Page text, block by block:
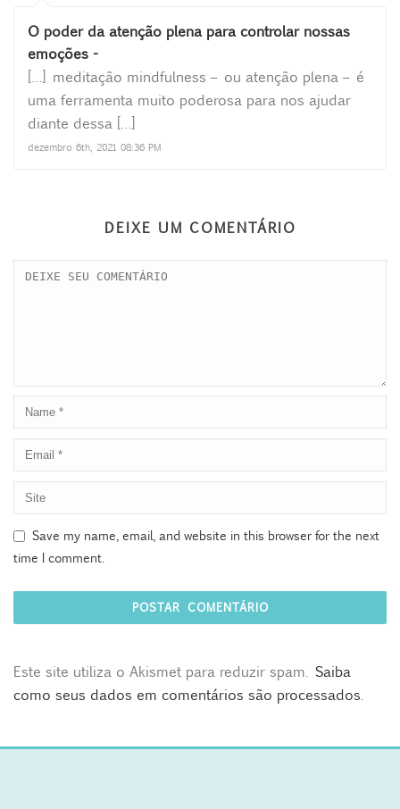
O poder da atenção plena para controlar nossas
emoções -
[…] meditação mindfulness – ou atenção plena – é
uma ferramenta muito poderosa para nos ajudar
diante dessa […]
dezembro 6th, 2021 08:36 PM
DEIXE UM COMENTÁRIO
Save my name, email, and website in this browser for the next
time I comment.
Este site utiliza o Akismet para reduzir spam. Saiba
como seus dados em comentários são processados.